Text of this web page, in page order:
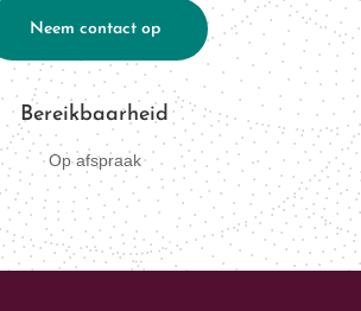
Neem contact op
Bereikbaarheid
Op afspraak